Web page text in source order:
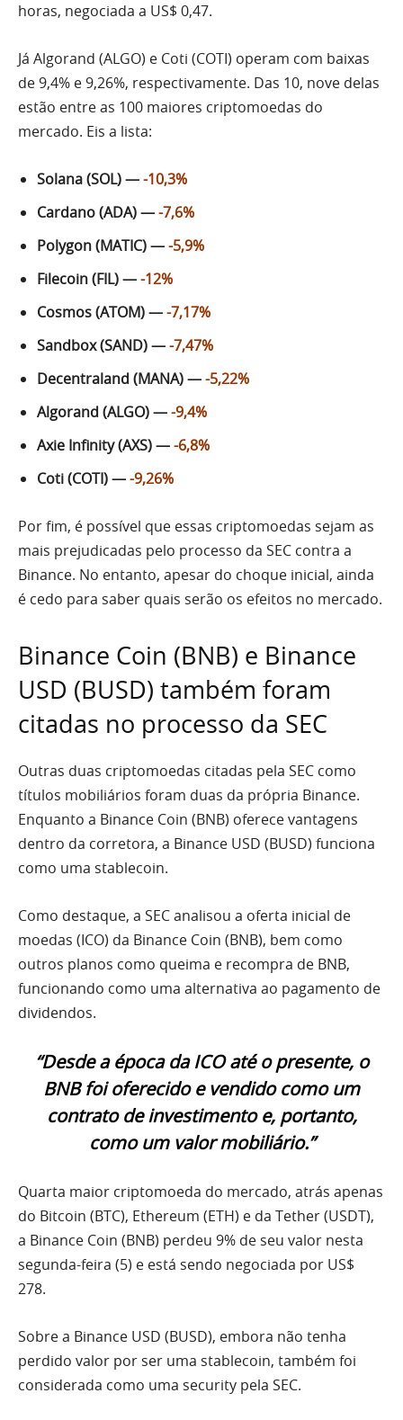
horas, negociada a US$ 0,47.
Já Algorand (ALGO) e Coti (COTI) operam com baixas
de 9,4% e 9,26%, respectivamente. Das 10, nove delas
estão entre as 100 maiores criptomoedas do
mercado. Eis a lista:
Solana (SOL) —-10,3%
Cardano (ADA) —-7,6%
Polygon (MATIC) —-5,9%
Filecoin (FIL) —-12%
Cosmos (ATOM) —-7,17%
Sandbox (SAND) —-7,47%
Decentraland (MANA) —-5,22%
Algorand (ALGO) —-9,4%
Axie Infinity (AXS) —-6,8%
Coti (COTI) —-9,26%
Por fim, é possível que essas criptomoedas sejam as
mais prejudicadas pelo processo da SEC contra a
Binance. No entanto, apesar do choque inicial, ainda
é cedo para saber quais serão os efeitos no mercado.
Binance Coin (BNB) e Binance
USD (BUSD) também foram
citadas no processo da SEC
Outras duas criptomoedas citadas pela SEC como
títulos mobiliários foram duas da própria Binance.
Enquanto a Binance Coin (BNB) oferece vantagens
dentro da corretora, a Binance USD (BUSD) funciona
como uma stablecoin.
Como destaque, a SEC analisou a oferta inicial de
moedas (ICO) da Binance Coin (BNB), bem como
outros planos como queima e recompra de BNB,
funcionando como uma alternativa ao pagamento de
dividendos.
“Desde a época da ICO até o presente, o
BNB foi oferecido e vendido como um
contrato de investimento e, portanto,
como um valor mobiliário.”
Quarta maior criptomoeda do mercado, atrás apenas
do Bitcoin (BTC), Ethereum (ETH) e da Tether (USDT),
a Binance Coin (BNB) perdeu 9% de seu valor nesta
segunda-feira (5) e está sendo negociada por US$
278.
Sobre a Binance USD (BUSD), embora não tenha
perdido valor por ser uma stablecoin, também foi
considerada como uma security pela SEC.